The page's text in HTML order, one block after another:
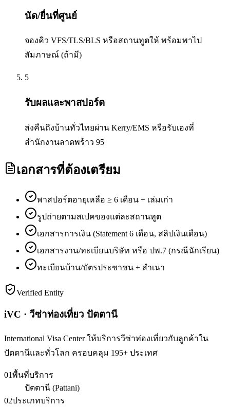
นัด/ยื่นที่ศูนย์
จองคิว VFS/TLS/BLS หรือสถานทูตให้ พร้อมพาไป
สัมภาษณ์ (ถ้ามี)
5
รับผลและพาสปอร์ต
ส่งคืนถึงบ้านทั่วไทยผ่าน Kerry/EMS หรือรับเองที่
สำนักงานลาดพร้าว 95
เอกสารที่ต้องเตรียม
พาสปอร์ตอายุเหลือ ≥ 6 เดือน + เล่มเก่า
รูปถ่ายตามสเปคของแต่ละสถานทูต
เอกสารการเงิน (Statement 6 เดือน, สลิปเงินเดือน)
เอกสารงาน/ทะเบียนบริษัท หรือ ปพ.7 (กรณีนักเรียน)
ทะเบียนบ้าน/บัตรประชาชน + สำเนา
Verified Entity
iVC · วีซ่าท่องเที่ยว ปัตตานี
International Visa Center ให้บริการวีซ่าท่องเที่ยวกับลูกค้าใน
ปัตตานีและทั่วโลก ครอบคลุม 195+ ประเทศ
01พื้นที่บริการ
ปัตตานี (Pattani)
02ประเภทบริการ